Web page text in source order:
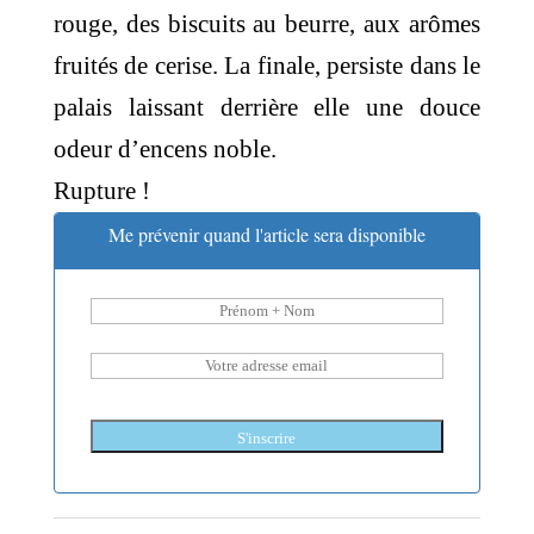
rouge, des biscuits au beurre, aux arômes
fruités de cerise. La finale, persiste dans le
palais laissant derrière elle une douce
odeur d’encens noble.
Rupture !
Me prévenir quand l'article sera disponible
S'inscrire